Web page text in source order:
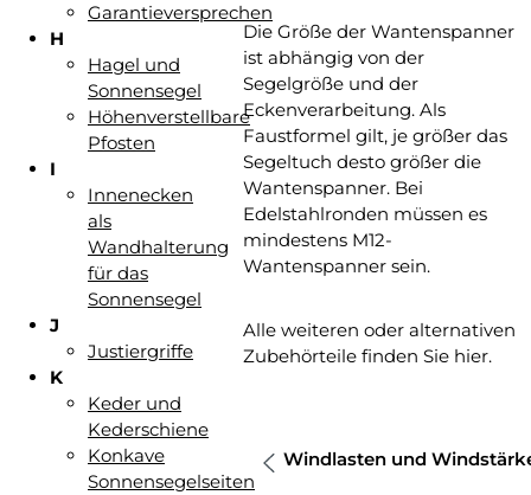
Garantieversprechen
H
Hagel und
Sonnensegel
Höhenverstellbare
Pfosten
I
Innenecken
als
Wandhalterung
für das
Sonnensegel
J
Justiergriffe
K
Keder und
Kederschiene
Konkave
Sonnensegelseiten
Die Größe der Wantenspanner
ist abhängig von der
Segelgröße und der
Eckenverarbeitung. Als
Faustformel gilt, je größer das
Segeltuch desto größer die
Wantenspanner. Bei
Edelstahlronden müssen es
mindestens M12-
Wantenspanner sein.
Alle weiteren oder alternativen
Zubehörteile finden Sie hier.
Windlasten und